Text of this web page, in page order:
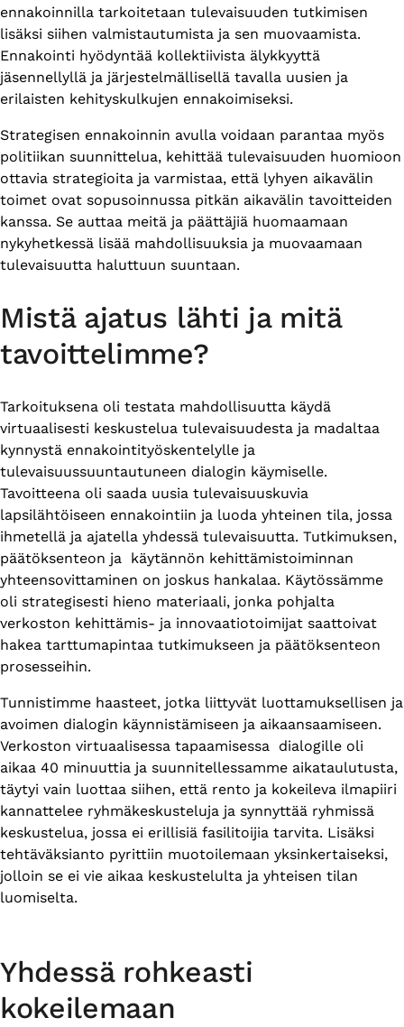
ennakoinnilla tarkoitetaan tulevaisuuden tutkimisen
lisäksi siihen valmistautumista ja sen muovaamista.
Ennakointi hyödyntää kollektiivista älykkyyttä
jäsennellyllä ja järjestelmällisellä tavalla uusien ja
erilaisten kehityskulkujen ennakoimiseksi.
Strategisen ennakoinnin avulla voidaan parantaa myös
politiikan suunnittelua, kehittää tulevaisuuden huomioon
ottavia strategioita ja varmistaa, että lyhyen aikavälin
toimet ovat sopusoinnussa pitkän aikavälin tavoitteiden
kanssa. Se auttaa meitä ja päättäjiä huomaamaan
nykyhetkessä lisää mahdollisuuksia ja muovaamaan
tulevaisuutta haluttuun suuntaan.
Mistä ajatus lähti ja mitä
tavoittelimme?
Tarkoituksena oli testata mahdollisuutta käydä
virtuaalisesti keskustelua tulevaisuudesta ja madaltaa
kynnystä ennakointityöskentelylle ja
tulevaisuussuuntautuneen dialogin käymiselle.
Tavoitteena oli saada uusia tulevaisuuskuvia
lapsilähtöiseen ennakointiin ja luoda yhteinen tila, jossa
ihmetellä ja ajatella yhdessä tulevaisuutta. Tutkimuksen,
päätöksenteon ja käytännön kehittämistoiminnan
yhteensovittaminen on joskus hankalaa. Käytössämme
oli strategisesti hieno materiaali, jonka pohjalta
verkoston kehittämis- ja innovaatiotoimijat saattoivat
hakea tarttumapintaa tutkimukseen ja päätöksenteon
prosesseihin.
Tunnistimme haasteet, jotka liittyvät luottamuksellisen ja
avoimen dialogin käynnistämiseen ja aikaansaamiseen.
Verkoston virtuaalisessa tapaamisessa dialogille oli
aikaa 40 minuuttia ja suunnitellessamme aikataulutusta,
täytyi vain luottaa siihen, että rento ja kokeileva ilmapiiri
kannattelee ryhmäkeskusteluja ja synnyttää ryhmissä
keskustelua, jossa ei erillisiä fasilitoijia tarvita. Lisäksi
tehtäväksianto pyrittiin muotoilemaan yksinkertaiseksi,
jolloin se ei vie aikaa keskustelulta ja yhteisen tilan
luomiselta.
Yhdessä rohkeasti
kokeilemaan